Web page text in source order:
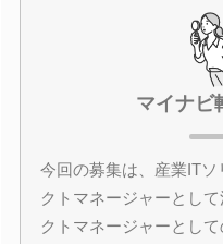
マイナビ
今回の募集は、産業IT
クトマネージャーとし
クトマネージャーとし